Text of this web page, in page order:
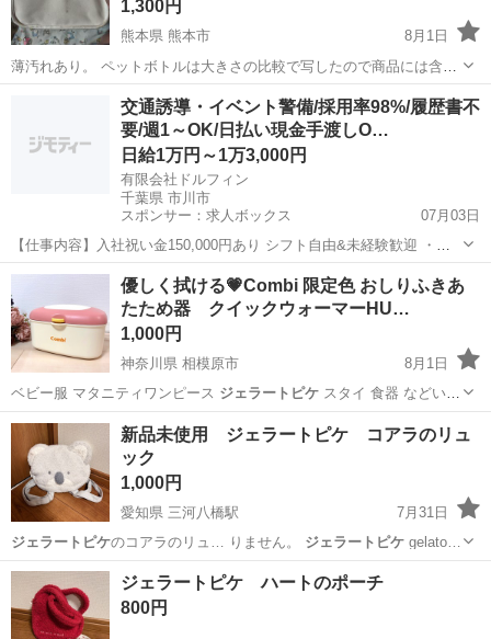
1,300円
熊本県 熊本市
8月1日
薄汚れあり。 ペットボトルは大きさの比較で写したので商品には含ま
れません。
バッグ
交通誘導・イベント警備/採用率98%/履歴書不
要/週1～OK/日払い現金手渡しO…
日給1万円～1万3,000円
有限会社ドルフィン
千葉県 市川市
スポンサー：求人ボックス
07月03日
【仕事内容】入社祝い金150,000円あり シフト自由&未経験歓迎
・直
行直帰OK ・一部車・自転車・バイク通勤OK ・週1～OK ・日払い・
週払いOK、現金手渡しも可能です! <仕事内容> 建築・土木工事現場
で...
アルバイト・パート
優しく拭ける💗Combi 限定色 おしりふきあ
たため器 クイックウォーマーHU…
1,000円
神奈川県 相模原市
8月1日
ベビー服 マタニティワンピース ジェラートピケスタイ 食器 などいろ
いろ出品予…
神奈川 相模原市 子供用品
新品未使用 ジェラートピケ コアラのリュ
ック
1,000円
愛知県 三河八橋駅
7月31日
ジェラートピケのコアラのリュ… りません。 ジェラートピケgelato…
愛知 豊田市 三河八橋駅 ベビー用品
ジェラートピケ ハートのポーチ
800円